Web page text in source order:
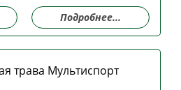
Подробнее...
трава Мультиспорт